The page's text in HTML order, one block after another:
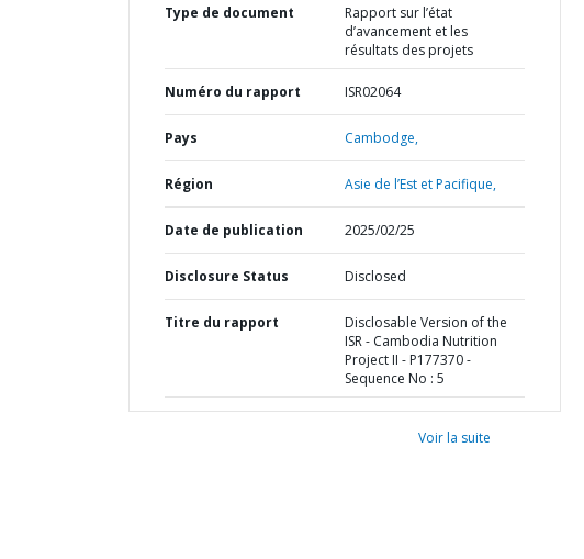
Type de document
Rapport sur l’état
d’avancement et les
résultats des projets
Numéro du rapport ISR02064
Pays Cambodge,
Région Asie de l’Est et Pacifique,
Date de publication 2025/02/25
Disclosure Status Disclosed
Titre du rapport
Disclosable Version of the
ISR - Cambodia Nutrition
Project II - P177370 -
Sequence No : 5
Voir la suite